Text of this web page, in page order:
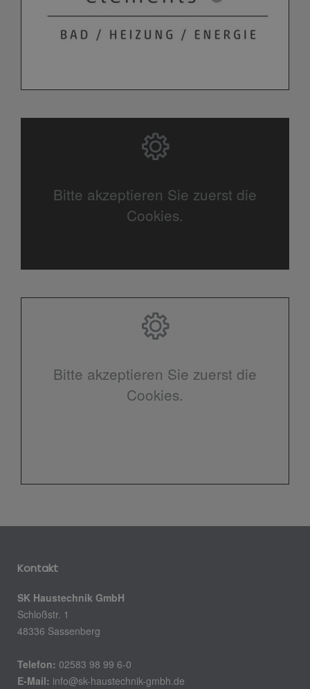
Bitte akzeptieren Sie zuerst die
Cookies.
Bitte akzeptieren Sie zuerst die
Cookies.
Kontakt
SK Haustechnik GmbH
Schloßstr. 1
48336 Sassenberg
Telefon: 02583 98 99 6-0
E-Mail: info@sk-haustechnik-gmbh.de